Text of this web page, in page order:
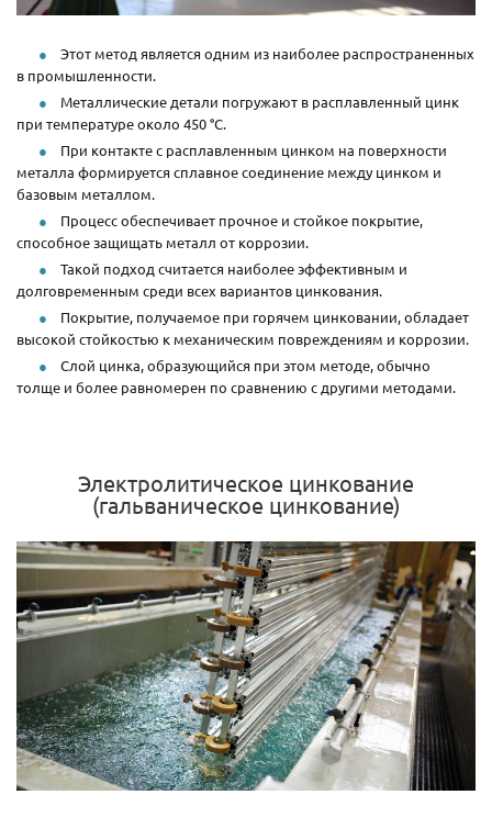
Этот метод является одним из наиболее распространенных
в промышленности.
Металлические детали погружают в расплавленный цинк
при температуре около 450 °C.
При контакте с расплавленным цинком на поверхности
металла формируется сплавное соединение между цинком и
базовым металлом.
Процесс обеспечивает прочное и стойкое покрытие,
способное защищать металл от коррозии.
Такой подход считается наиболее эффективным и
долговременным среди всех вариантов цинкования.
Покрытие, получаемое при горячем цинковании, обладает
высокой стойкостью к механическим повреждениям и коррозии.
Слой цинка, образующийся при этом методе, обычно
толще и более равномерен по сравнению с другими методами.
Электролитическое цинкование
(гальваническое цинкование)